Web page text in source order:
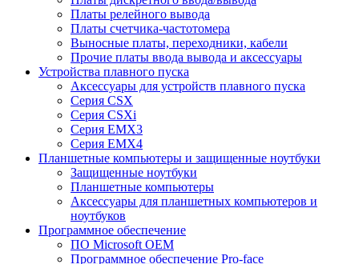
Платы релейного вывода
Платы счетчика-частотомера
Выносные платы, переходники, кабели
Прочие платы ввода вывода и аксессуары
Устройства плавного пуска
Аксессуары для устройств плавного пуска
Серия CSX
Серия CSXi
Серия EMX3
Серия EMX4
Планшетные компьютеры и защищенные ноутбуки
Защищенные ноутбуки
Планшетные компьютеры
Аксессуары для планшетных компьютеров и
ноутбуков
Программное обеспечение
ПО Microsoft OEM
Программное обеспечение Pro-face